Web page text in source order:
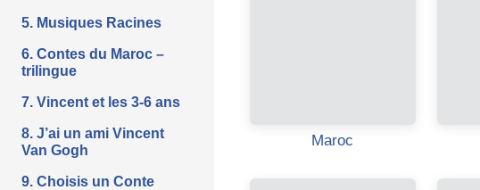
5. Musiques Racines
6. Contes du Maroc –
trilingue
7. Vincent et les 3-6 ans
8. J’ai un ami Vincent
Van Gogh
9. Choisis un Conte
Maroc